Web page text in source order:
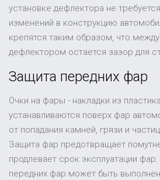
установке дефлектора не
изменений в конструкцию
крепятся таким образом, что
дефлектором остается зазор для
Защита передних фар
Очки на фары - накладки из
устанавливаются поверх фар
от попадания камней, грязи и
Защита фар предотвращает
продлевает срок эксплуатации
передних фар может быть